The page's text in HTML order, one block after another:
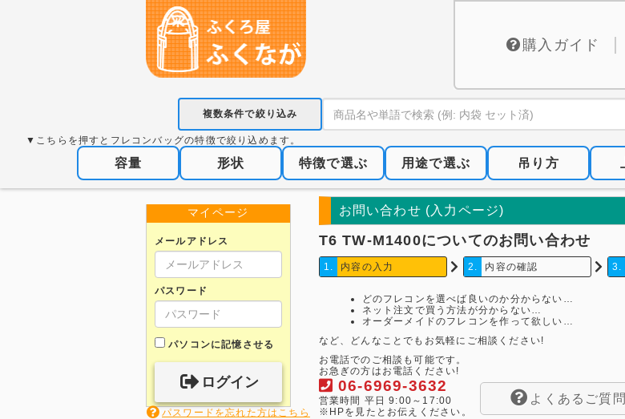
購入ガイド
複数条件で絞り込み
▼こちらを押すとフレコンバッグの特徴で絞り込めます。
容量 形状 特徴で選ぶ 用途で選ぶ 吊り方
マイページ
メールアドレス
パスワード
パソコンに記憶させる
ログイン
パスワードを忘れた方はこちら
お問い合わせ (入力ページ)
T6 TW-M1400についてのお問い合わせ
1. 内容の入力 2. 内容の確認 3.
どのフレコンを選べば良いのか分からない…
ネット注文で買う方法が分からない…
オーダーメイドのフレコンを作って欲しい…
など、どんなことでもお気軽にご相談ください!
お電話でのご相談も可能です。
お急ぎの方はお電話ください!
06-6969-3632
営業時間 平日 9:00～17:00
※HPを見たとお伝えください。
よくあるご質問